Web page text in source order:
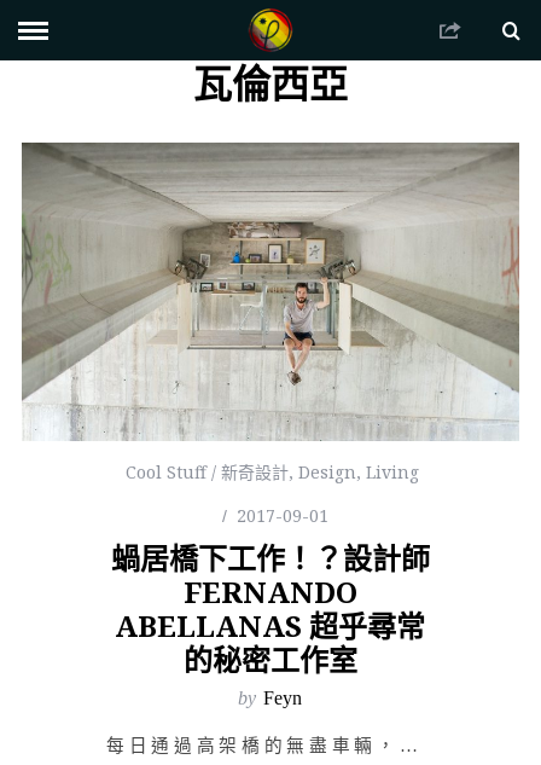
瓦倫西亞
Cool Stuff / 新奇設計, Design, Living
2017-09-01
蝸居橋下工作！？設計師
FERNANDO
ABELLANAS 超乎尋常
的秘密工作室
by Feyn
每日通過高架橋的無盡車輛，駛出拓展、前進的方向；然而，橋下是被文明遺忘的荒蕪之地，就像人前的光鮮與人…